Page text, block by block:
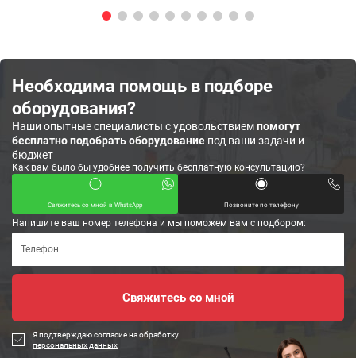
Необходима помощь в подборе
оборудования?
Наши опытные специалисты с удовольствиемпомогут
бесплатно подобрать оборудование под ваши задачи и
бюджет
Как вам было бы удобнее получить бесплатную консультацию?
Свяжитесь со мной в WhatsApp Позвоните по телефону
Напишите ваш номер телефона и мы поможем вам с подбором:
Я подтверждаю согласие на обработку
персональных данных